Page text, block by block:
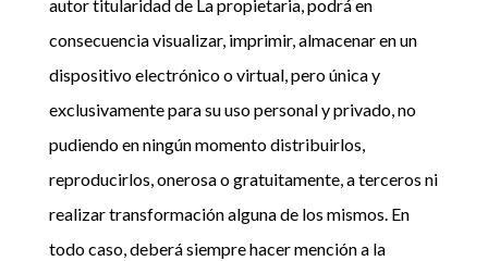
autor titularidad de La propietaria, podrá en
consecuencia visualizar, imprimir, almacenar en un
dispositivo electrónico o virtual, pero única y
exclusivamente para su uso personal y privado, no
pudiendo en ningún momento distribuirlos,
reproducirlos, onerosa o gratuitamente, a terceros ni
realizar transformación alguna de los mismos. En
todo caso, deberá siempre hacer mención a la